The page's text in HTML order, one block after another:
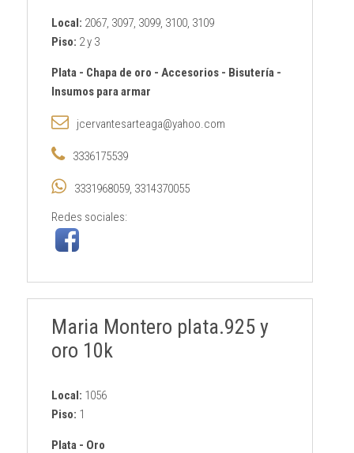
Local: 2067, 3097, 3099, 3100, 3109
Piso: 2 y 3
Plata- Chapa de oro - Accesorios- Bisutería-
Insumos para armar
jcervantesarteaga@yahoo.com
3336175539
3331968059, 3314370055
Redes sociales:
Maria Montero plata.925 y
oro 10k
Local: 1056
Piso: 1
Plata- Oro